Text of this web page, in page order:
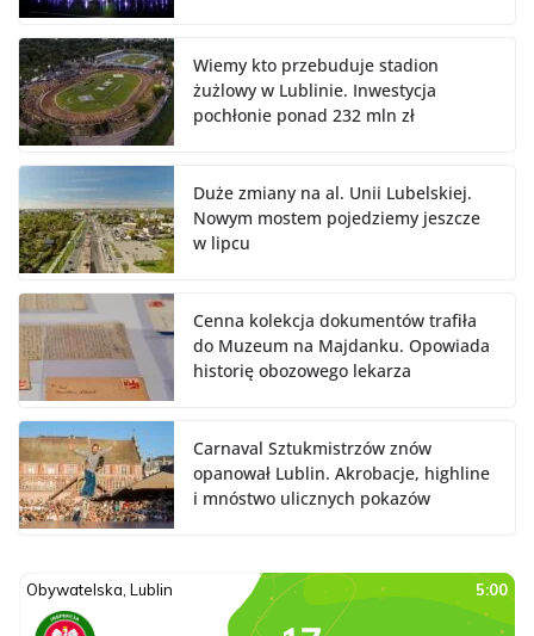
Wiemy kto przebuduje stadion
żużlowy w Lublinie. Inwestycja
pochłonie ponad 232 mln zł
Duże zmiany na al. Unii Lubelskiej.
Nowym mostem pojedziemy jeszcze
w lipcu
Cenna kolekcja dokumentów trafiła
do Muzeum na Majdanku. Opowiada
historię obozowego lekarza
Carnaval Sztukmistrzów znów
opanował Lublin. Akrobacje, highline
i mnóstwo ulicznych pokazów